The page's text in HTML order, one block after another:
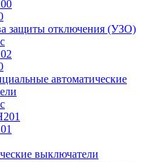
защиты отключения (УЗО)
автоматические
выключатели